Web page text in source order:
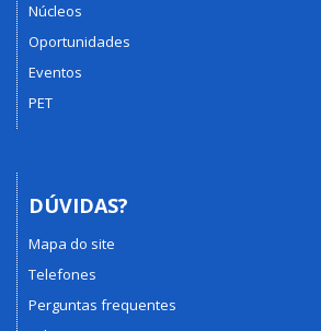
Núcleos
Oportunidades
Eventos
PET
DÚVIDAS?
Mapa do site
Telefones
Perguntas frequentes